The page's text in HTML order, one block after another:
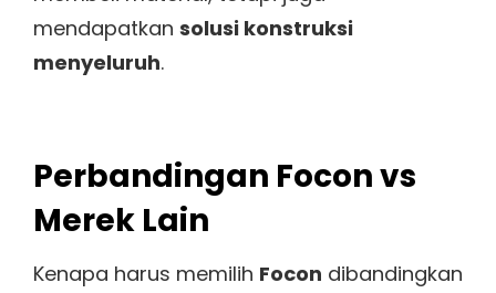
mendapatkan solusi konstruksi
menyeluruh.
Perbandingan Focon vs
Merek Lain
Kenapa harus memilih Focon dibandingkan